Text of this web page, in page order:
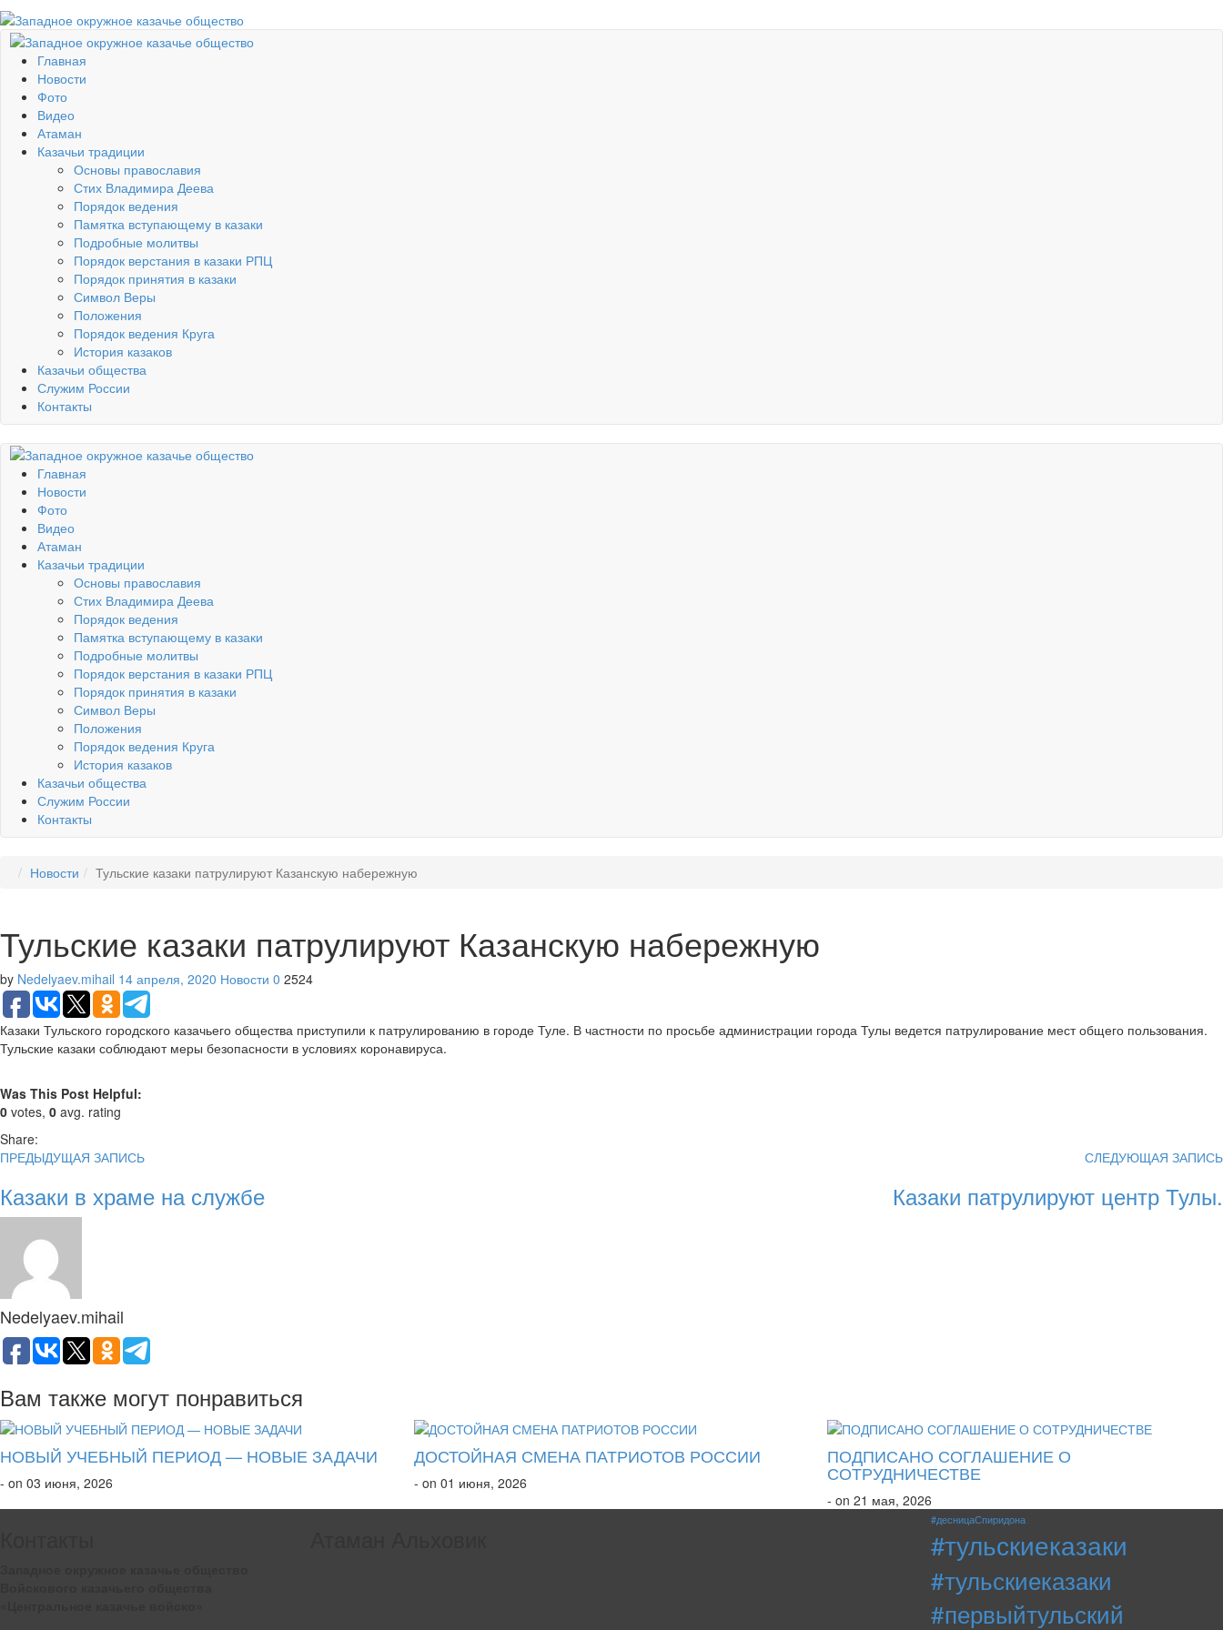
Главная
Новости
Фото
Видео
Атаман
Казачьи традиции
Основы православия
Стих Владимира Деева
Порядок ведения
Памятка вступающему в казаки
Подробные молитвы
Порядок верстания в казаки РПЦ
Порядок принятия в казаки
Символ Веры
Положения
Порядок ведения Круга
История казаков
Казачьи общества
Служим России
Контакты
Главная
Новости
Фото
Видео
Атаман
Казачьи традиции
Основы православия
Стих Владимира Деева
Порядок ведения
Памятка вступающему в казаки
Подробные молитвы
Порядок верстания в казаки РПЦ
Порядок принятия в казаки
Символ Веры
Положения
Порядок ведения Круга
История казаков
Казачьи общества
Служим России
Контакты
Новости Тульские казаки патрулируют Казанскую набережную
Тульские казаки патрулируют Казанскую набережную
by Nedelyaev.mihail 14 апреля, 2020 Новости 0 2524
Казаки Тульского городского казачьего общества приступили к патрулированию в городе Туле. В частности по просьбе администрации города Тулы ведется патрулирование мест общего пользования.
Тульские казаки соблюдают меры безопасности в условиях коронавируса.
Was This Post Helpful:
0 votes, 0 avg. rating
Share:
ПРЕДЫДУЩАЯ ЗАПИСЬ
Казаки в храме на службе
СЛЕДУЮЩАЯ ЗАПИСЬ
Казаки патрулируют центр Тулы.
Nedelyaev.mihail
Вам также могут понравиться
НОВЫЙ УЧЕБНЫЙ ПЕРИОД — НОВЫЕ ЗАДАЧИ
- on 03 июня, 2026
ДОСТОЙНАЯ СМЕНА ПАТРИОТОВ РОССИИ
- on 01 июня, 2026
ПОДПИСАНО СОГЛАШЕНИЕ О
СОТРУДНИЧЕСТВЕ
- on 21 мая, 2026
#десницаСпиридона
#тульскиеказаки
#тульскиеказаки
#первыйтульский